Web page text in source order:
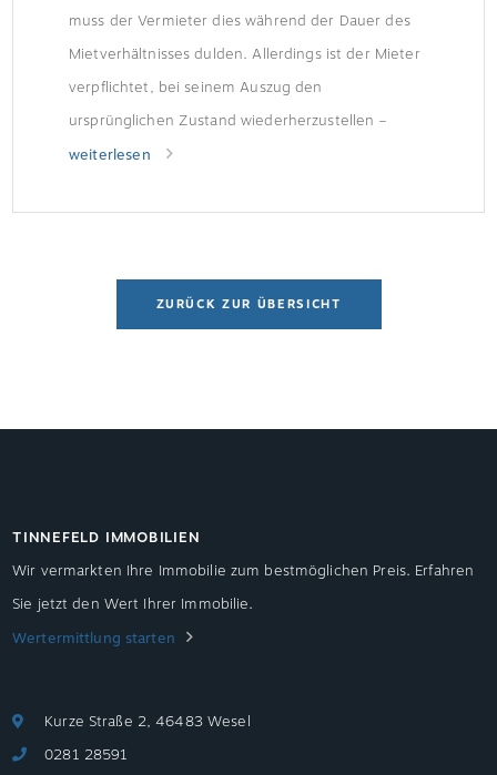
muss der Vermieter dies während der Dauer des
Mietverhältnisses dulden. Allerdings ist der Mieter
verpflichtet, bei seinem Auszug den
ursprünglichen Zustand wiederherzustellen –
notfalls durch Auswechseln des Türblattes.
Vermieterin den Türspion entdeckte, forderte sie
Ansicht nach war […]
weiterlesen
ZURÜCK ZUR ÜBERSICHT
TINNEFELD IMMOBILIEN
Wir vermarkten Ihre Immobilie zum bestmöglichen Preis. Erfahren
Sie jetzt den Wert Ihrer Immobilie.
Wertermittlung starten
Kurze Straße 2, 46483 Wesel
0281 28591